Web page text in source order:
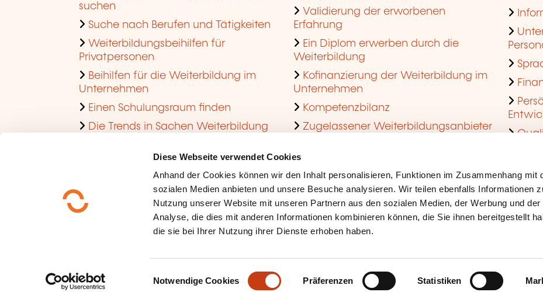
Diese Webseite verwendet Cookies
Anhand der Cookies können wir den Inhalt personalisieren, Funktionen im Zusammenhang mit
sozialen Medien anbieten und unsere Besuche analysieren. Wir teilen ebenfalls Informationen
Nutzung unserer Website mit unseren Partnern aus den sozialen Medien, der Werbung und der
Analyse, die dies mit anderen Informationen kombinieren können, die Sie ihnen bereitgestellt
die sie bei Ihrer Nutzung ihrer Dienste erhoben haben.
Notwendige Cookies Präferenzen Statistiken
suchen
Suche nach Berufen und Tätigkeiten
Weiterbildungsbeihilfen für
Privatpersonen
Beihilfen für die Weiterbildung im
Unternehmen
Einen Schulungsraum finden
Die Trends in Sachen Weiterbildung
Validierung der erworbenen
Erfahrung
Ein Diplom erwerben durch die
Weiterbildung
Kofinanzierung der Weiterbildung im
Unternehmen
Kompetenzbilanz
Zugelassener Weiterbildungsanbieter
Sitemap